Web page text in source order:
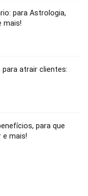
para Astrologia,
mais!
atrair clientes:
para que
e mais!